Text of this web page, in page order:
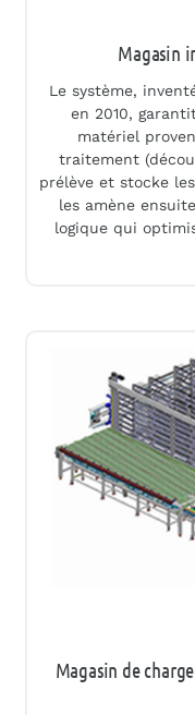
Magasin
Le système,
en 2010,
matériel
traitement
prélève et stocke
les amène
logique qui
Magasin de